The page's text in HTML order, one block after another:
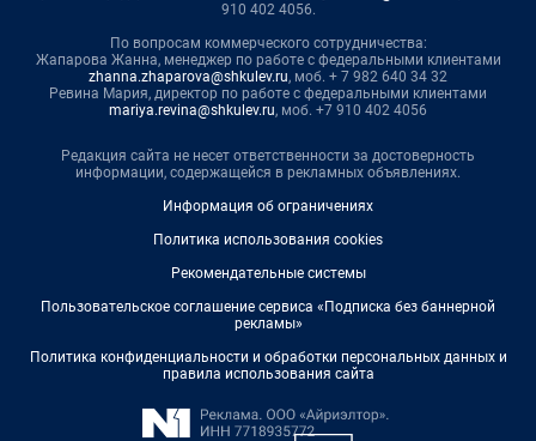
910 402 4056.
По вопросам коммерческого сотрудничества:
Жапарова Жанна, менеджер по работе с федеральными клиентами
zhanna.zhaparova@shkulev.ru, моб. + 7 982 640 34 32
Ревина Мария, директор по работе с федеральными клиентами
mariya.revina@shkulev.ru, моб. +7 910 402 4056
Редакция сайта не несет ответственности за достоверность
информации, содержащейся в рекламных объявлениях.
Информация об ограничениях
Политика использования cookies
Рекомендательные системы
Пользовательское соглашение сервиса «Подписка без баннерной
рекламы»
Политика конфиденциальности и обработки персональных данных и
правила использования сайта